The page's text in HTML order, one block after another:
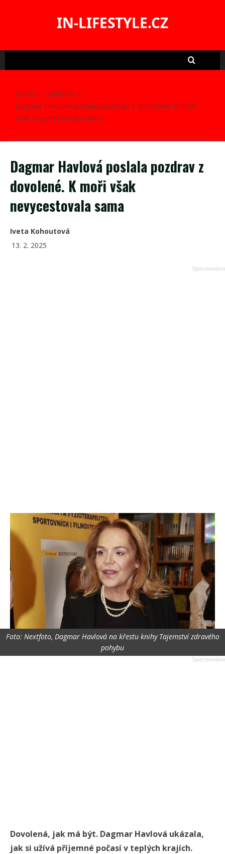
IN-LIFESTYLE.CZ
Domů
Celebrity
Dagmar Havlová poslala pozdrav z dovolené. K moři
však nevycestovala sama
Dagmar Havlová poslala pozdrav z
dovolené. K moři však
nevycestovala sama
Iveta Kohoutová
13. 2. 2025
Foto: Nextfoto, Dagmar Havlová na křestu knihy Tajemství zdravého
pohybu
Dovolená, jak má být. Dagmar Havlová ukázala,
jak si užívá příjemné počasí v teplých krajích.